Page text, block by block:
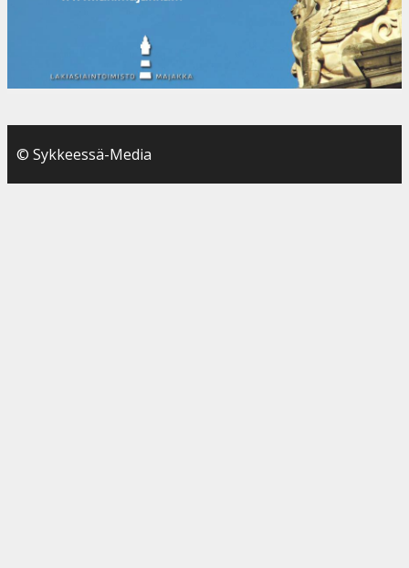
© Sykkeessä-Media